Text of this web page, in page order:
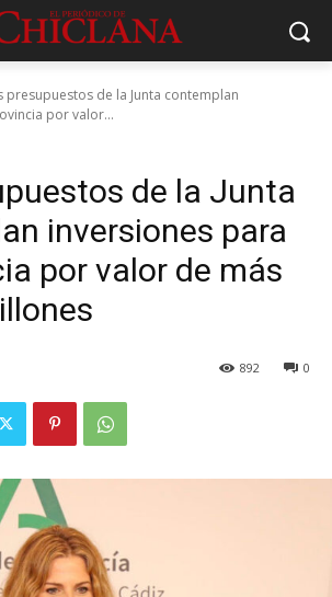
presupuestos de la Junta contemplan
por valor...
de la Junta
inversiones para
por valor de más
0
892